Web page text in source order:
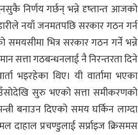
गर्छन् भन्ने दृष्तान्त आजको
नयाँ जनमतपछि सरकार गठन गर्न
भित्र सरकार गठन गर्ने भन्ने
सत्ता गठबन्धनलाई नै निरन्तरता दिने
भइरहेका थिए। यी वार्तामा भएका
सुरु भएको सत्ता समीकरणको
बनाउन दिएको समय घर्किन लाग्दा
प्रचण्डुलाई सर्प्राइज क्रिसमस